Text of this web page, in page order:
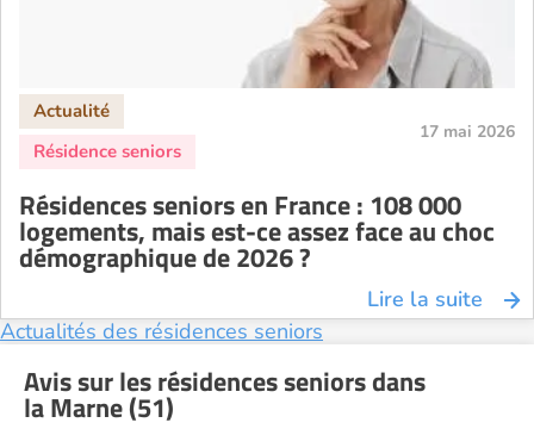
17 mai 2026
Résidences seniors en France : 108 000
logements, mais est-ce assez face au choc
démographique de 2026 ?
Lire la suite
Actualités des résidences seniors
Avis sur les résidences seniors dans
la Marne (51)